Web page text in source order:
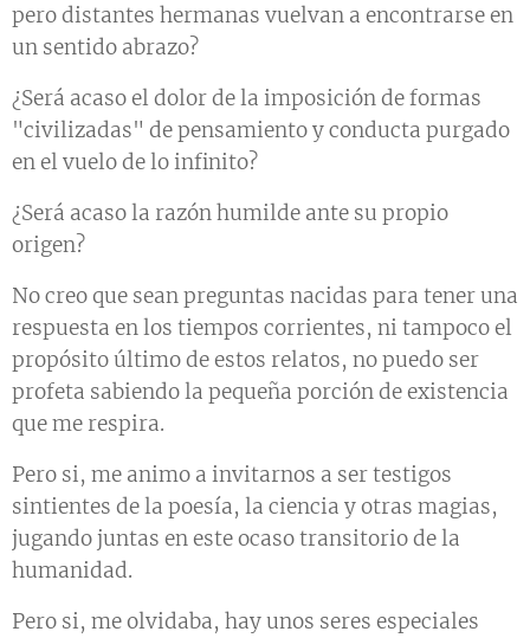
pero distantes hermanas vuelvan a encontrarse en
un sentido abrazo?
¿Será acaso el dolor de la imposición de formas
"civilizadas" de pensamiento y conducta purgado
en el vuelo de lo infinito?
¿Será acaso la razón humilde ante su propio
origen?
No creo que sean preguntas nacidas para tener una
respuesta en los tiempos corrientes, ni tampoco el
propósito último de estos relatos, no puedo ser
profeta sabiendo la pequeña porción de existencia
que me respira.
Pero si, me animo a invitarnos a ser testigos
sintientes de la poesía, la ciencia y otras magias,
jugando juntas en este ocaso transitorio de la
humanidad.
Pero si, me olvidaba, hay unos seres especiales